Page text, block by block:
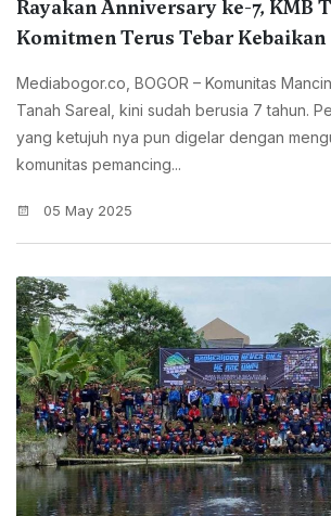
Rayakan Anniversary ke-7, KMB
Komitmen Terus Tebar Kebaikan
Mediabogor.co, BOGOR – Komunitas
Tanah Sareal, kini sudah berusia 7 tahun.
yang ketujuh nya pun digelar dengan
komunitas pemancing...
05 May 2025